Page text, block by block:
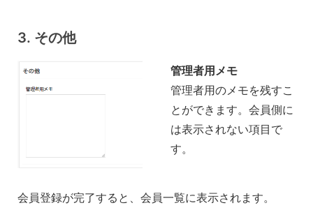
3. その他
管理者用メモ
管理者用のメモを残すこ
とができます。会員側に
は表示されない項目で
す。
会員登録が完了すると、会員一覧に表示されます。